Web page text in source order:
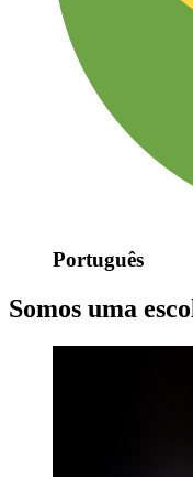
Português
Somos uma